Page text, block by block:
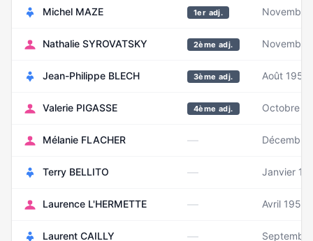
Michel MAZE 1er adj.
Nathalie SYROVATSKY 2ème adj.
Jean-Philippe BLECH 3ème adj. Août 1954
Valerie PIGASSE 4ème adj. Octobre
Mélanie FLACHER — Décembre
Terry BELLITO — Janvier
Laurence L'HERMETTE — Avril 1958
Laurent CAILLY —